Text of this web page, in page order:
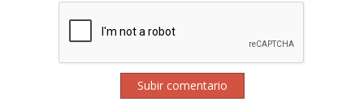
Subir comentario